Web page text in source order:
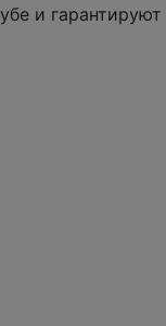
и гарантируют